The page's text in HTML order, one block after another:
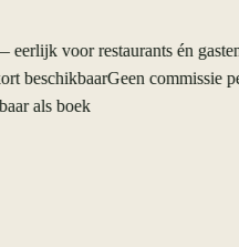
voor restaurants én gasten
Geen commissie
als boek